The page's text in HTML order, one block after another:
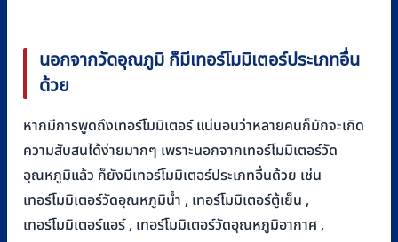
นอกจากวัดอุณภูมิ ก็มีเทอร์โมมิเตอร์ประเภทอื่น
ด้วย
หากมีการพูดถึงเทอร์โมมิเตอร์ แน่นอนว่าหลายคนก็มักจะเกิด
ความสับสนได้ง่ายมากๆ เพราะนอกจากเทอร์โมมิเตอร์วัด
อุณหภูมิแล้ว ก็ยังมีเทอร์โมมิเตอร์ประเภทอื่นด้วย เช่น
เทอร์โมมิเตอร์วัดอุณหภูมิน้ำ , เทอร์โมมิเตอร์ตู้เย็น ,
เทอร์โมมิเตอร์แอร์ , เทอร์โมมิเตอร์วัดอุณหภูมิอากาศ ,